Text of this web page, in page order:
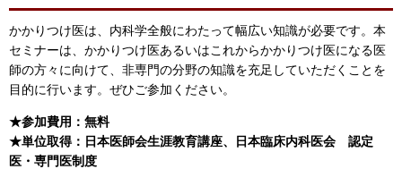
血糖トレンド
グリコアルブミン
1型ライフ
かかりつけ医は、内科学全般にわたって幅広い知識が必要です。本
セミナーは、かかりつけ医あるいはこれからかかりつけ医になる医
師の方々に向けて、非専門の分野の知識を充足していただくことを
目的に行います。ぜひご参加ください。
★参加費用：無料
★単位取得：日本医師会生涯教育講座、日本臨床内科医会 認定
医・専門医制度